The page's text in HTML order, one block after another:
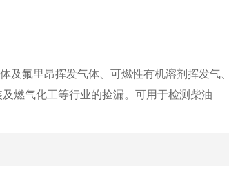
及氟里昂挥发气体、可燃性有机溶剂挥发气
燃气化工等行业的捡漏。可用于检测柴油